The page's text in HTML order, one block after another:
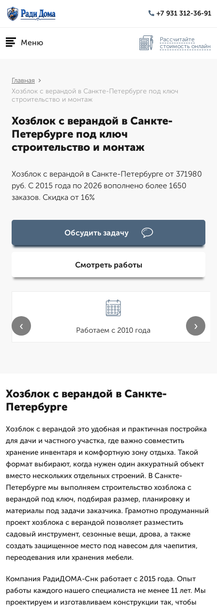
+7 931 312-36-91
Меню
Рассчитайте
стоимость онлайн
Главная
Хозблок с верандой в Санкте-Петербурге под ключ
строительство и монтаж
Хозблок с верандой в Санкте-
Петербурге под ключ
строительство и монтаж
Хозблок с верандой в Санкте-Петербурге от 371980
руб. С 2015 года по 2026 вополнено более 1650
заказов. Скидка от 16%
Обсудить задачу
Смотреть работы
Работаем с 2010 года
‹ ›
Хозблок с верандой в Санкте-
Петербурге
Хозблок с верандой это удобная и практичная постройка
для дачи и частного участка, где важно совместить
хранение инвентаря и комфортную зону отдыха. Такой
формат выбирают, когда нужен один аккуратный объект
вместо нескольких отдельных строений. В Санкте-
Петербурге мы выполняем строительство хозблока с
верандой под ключ, подбирая размер, планировку и
материалы под задачи заказчика. Грамотно продуманный
проект хозблока с верандой позволяет разместить
садовый инструмент, сезонные вещи, дрова, а также
создать защищенное место под навесом для чаепития,
переодевания или хранения мебели.
Компания РадиДОМА-Снк работает с 2015 года. Опыт
работы каждого нашего специалиста не менее 11 лет. Мы
проектируем и изготавливаем конструкции так, чтобы